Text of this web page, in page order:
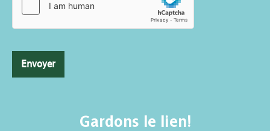
Envoyer
Gardons le lien!